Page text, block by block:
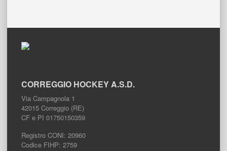
CORREGGIO HOCKEY A.S.D.
Via Campagnola 1
42015 Correggio (RE)
CF e PI 01750150359
Registro CONI: 20960
Codice FIHP: 2759